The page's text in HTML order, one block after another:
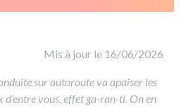
pro.
de la conduite
Mis à jour le 16/06/2026
sur autoroute va apaiser les
d’entre vous, effet ga-ran-ti. On en